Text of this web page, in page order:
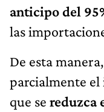
anticipo del
las
De esta
parcialmente el
que se reduzca